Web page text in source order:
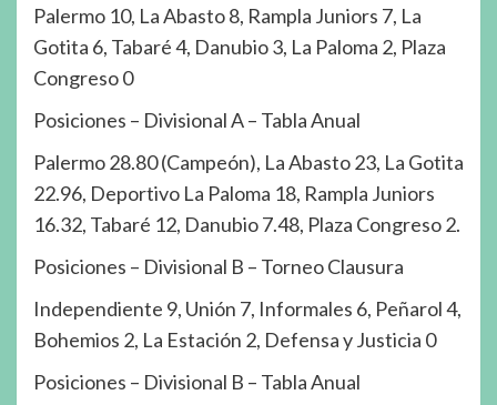
Palermo 10, La Abasto 8, Rampla Juniors 7, La
Gotita 6, Tabaré 4, Danubio 3, La Paloma 2, Plaza
Congreso 0
Posiciones – Divisional A – Tabla Anual
Palermo 28.80 (Campeón), La Abasto 23, La Gotita
22.96, Deportivo La Paloma 18, Rampla Juniors
16.32, Tabaré 12, Danubio 7.48, Plaza Congreso 2.
Posiciones – Divisional B – Torneo Clausura
Independiente 9, Unión 7, Informales 6, Peñarol 4,
Bohemios 2, La Estación 2, Defensa y Justicia 0
Posiciones – Divisional B – Tabla Anual